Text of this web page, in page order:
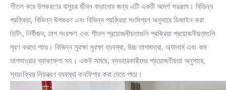
শীতল করে উপকরণের বালুচর জীবন বাড়ানোর জন্য এটি একটি আদর্শ সরঞ্জাম। বিভিন্ন
প্রক্রিয়া, বিভিন্ন উপকরণ এবং বিভিন্ন প্রক্রিয়া সংমিশ্রণ অনুসারে ডিজাইন করা
হিটিং, নির্বীজন, তাপ সংরক্ষণ এবং শীতল প্রয়োজনীয়তাগুলি প্রক্রিয়া প্রয়োজনীয়তাগুলি
পূরণ করতে পারে। বিভিন্ন সুরক্ষা সুরক্ষা ব্যবস্থা, উচ্চ তাপমাত্রা, অ্যালার্ম এবং কম
তাপমাত্রার ব্যাকফ্লো সহ। একই সময়ে, ব্যবহারকারীদের প্রয়োজনীয়তা অনুসারে,
স্বয়ংক্রিয় নিয়ন্ত্রণ ব্যবস্থা কনফিগার করা যেতে পারে।